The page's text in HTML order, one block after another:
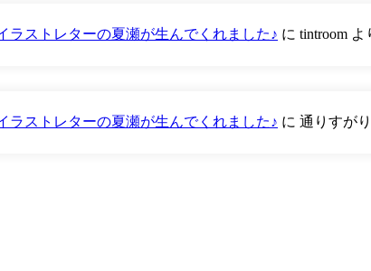
ラストレターの夏瀬が生んでくれました♪ に tintroom よ
ラストレターの夏瀬が生んでくれました♪ に 通りすがり